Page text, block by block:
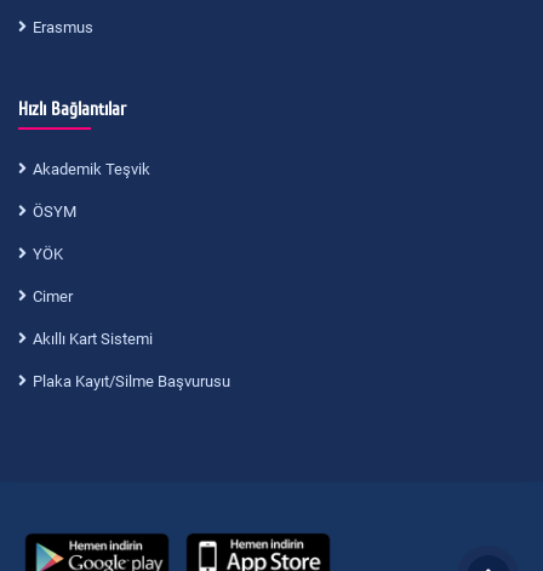
Erasmus
Hızlı Bağlantılar
Akademik Teşvik
ÖSYM
YÖK
Cimer
Akıllı Kart Sistemi
Plaka Kayıt/Silme Başvurusu